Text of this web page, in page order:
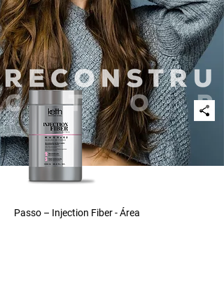
Passo – Injection Fiber - Área